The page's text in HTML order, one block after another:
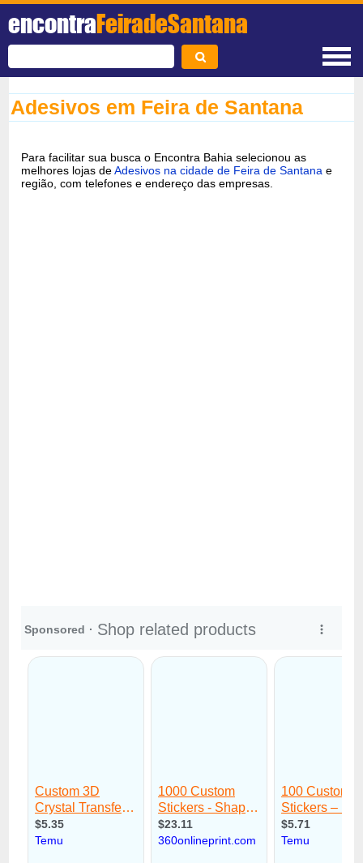
encontraFeiradeSantana
Adesivos em Feira de Santana
Para facilitar sua busca o Encontra Bahia selecionou as
melhores lojas deAdesivos na cidade de Feira de Santana e
região, com telefones e endereço das empresas.